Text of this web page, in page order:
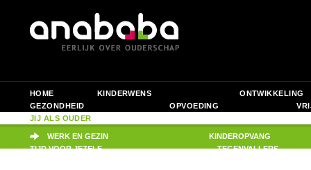
HOME KINDERWENS
ONTWIKKELING
GEZONDHEID
OPVOEDING
JIJ ALS OUDER
WERK EN GEZIN
KINDEROPVANG
TIJD VOOR JEZELF
TEGENVALLERS